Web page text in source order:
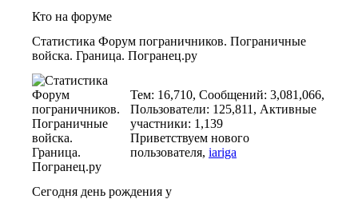
Кто на форуме
Статистика Форум пограничников. Пограничные
войска. Граница. Погранец.ру
Тем: 16,710, Сообщений: 3,081,066,
Пользователи: 125,811, Активные
участники: 1,139
Приветствуем нового
пользователя, iariga
Сегодня день рождения у